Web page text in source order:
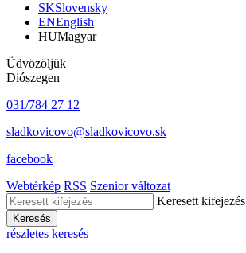
SKSlovensky
ENEnglish
HUMagyar
Üdvözöljük
Diószegen
031/784 27 12
sladkovicovo@sladkovicovo.sk
facebook
Webtérkép RSS Szenior változat
Keresett kifejezés
Keresés
részletes keresés